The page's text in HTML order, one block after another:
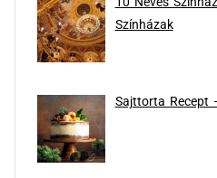
Színházak
Sajttorta Recept